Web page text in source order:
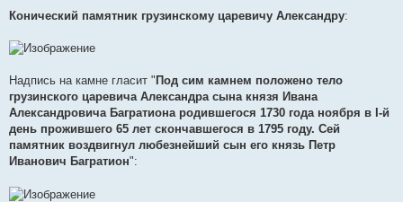
Конический памятник грузинскому царевичу Александру:
Надпись на камне гласит " Под сим камнем положено тело
грузинского царевича Александра сына князя Ивана
Александровича Багратиона родившегося 1730 года ноября в I-й
день прожившего 65 лет скончавшегося в 1795 году. Сей
памятник воздвигнул любезнейший сын его князь Петр
Иванович Багратион":